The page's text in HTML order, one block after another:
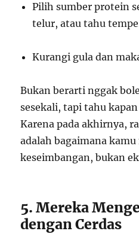
Pilih sumber protein
telur, atau tahu
Kurangi gula dan
Bukan berarti nggak
sesekali, tapi tahu
Karena pada akhirnya,
adalah bagaimana
keseimbangan, bukan
5. Mereka
dengan Cerdas